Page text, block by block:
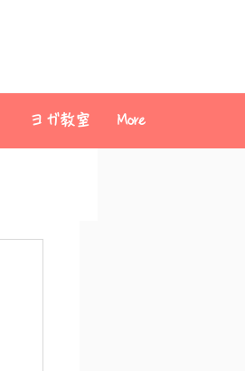
ヨガ教室 More